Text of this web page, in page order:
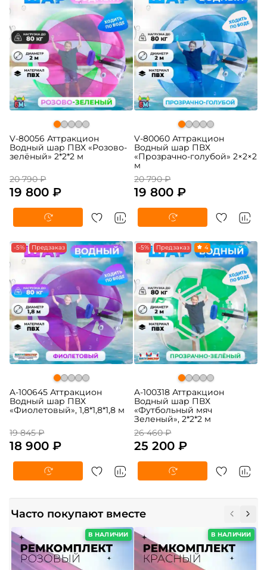
V-80056 Аттракцион
Водный шар ПВХ «Розово-
зелёный» 2*2*2 м
20 790 ₽
19 800 ₽
V-80060 Аттракцион
Водный шар ПВХ
«Прозрачно-голубой» 2×2×2
м
20 790 ₽
19 800 ₽
-5% Предзаказ
A-100645 Аттракцион
Водный шар ПВХ
«Фиолетовый», 1,8*1,8*1,8 м
19 845 ₽
18 900 ₽
-5% Предзаказ 4
A-100318 Аттракцион
Водный шар ПВХ
«Футбольный мяч
Зеленый», 2*2*2 м
26 460 ₽
25 200 ₽
Часто покупают вместе
В НАЛИЧИИ В НАЛИЧИИ